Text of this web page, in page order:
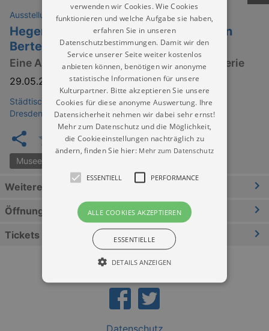
Ausstellungen
Hegenbarth-Stipendium 2025: Martin
Bertelmann & Angelina Seibert
Eine Ausstellung im Projektraum Neue Galerie
29.05.2026 –23.08.2026
Städtische Galerie Dresden - Kunstsammlung (Museum
Dresden)
Museen der Stadt Dresden
Weitere Informationen
Öffnungszeiten
Tickets
verwenden wir Cookies. Wie Cookies
funktionieren und welche Aufgabe sie haben,
erfahren Sie in unseren
Datenschutzbestimmungen. Damit wir den
Service unserer Seite weiter kostenlos
anbieten können, benötigen wir anonyme
statistische Informationen für unsere
Kulturpartner. Bitte akzeptieren Sie unsere
Cookies für diese anonyme Auswertung. Ihre
Datensicherheit nehmen wir dabei sehr ernst!
Mehr zum Datenschutz und die Möglichkeit,
die Cookieeinstellungen nachträglich zu
ändern, finden Sie hier: Mehr zum Datenschutz
ESSENTIELL PERFORMANCE
ALLE COOKIES AKZEPTIEREN
ESSENTIELLE
DETAILS ANZEIGEN
Essentiell Performance